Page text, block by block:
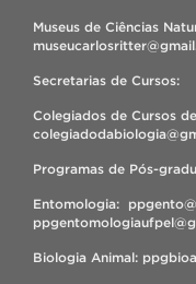
Museus de Ciências
Secretarias de Cursos:
Colegiados de Cursos
Programas de Pós-
Entomologia:
Biologia Animal: